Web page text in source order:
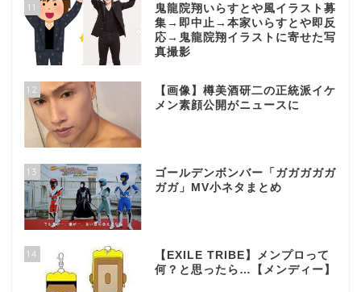
11
鬼龍院翔いらすとや風イラスト募
集→即中止→本家いらすとや即反
応→鬼龍院翔イラストに寄せた写
真撮影
12
【画像】樽美酒研二の正統派イケ
メン素顔公開がニュースに
13
ゴールデンボンバー「ガガガガガ
ガガ」MV小ネタまとめ
14
【EXILE TRIBE】メンプロって
何？と思ったら…【メンディー】